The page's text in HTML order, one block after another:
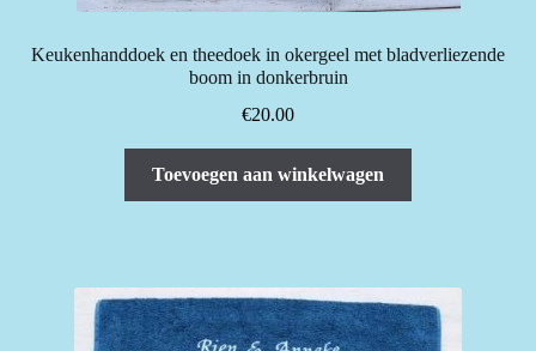
Keukenhanddoek en theedoek in okergeel met bladverliezende
boom in donkerbruin
€20.00
Toevoegen aan winkelwagen